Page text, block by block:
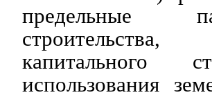
предельные
строительства,
капитального
использования